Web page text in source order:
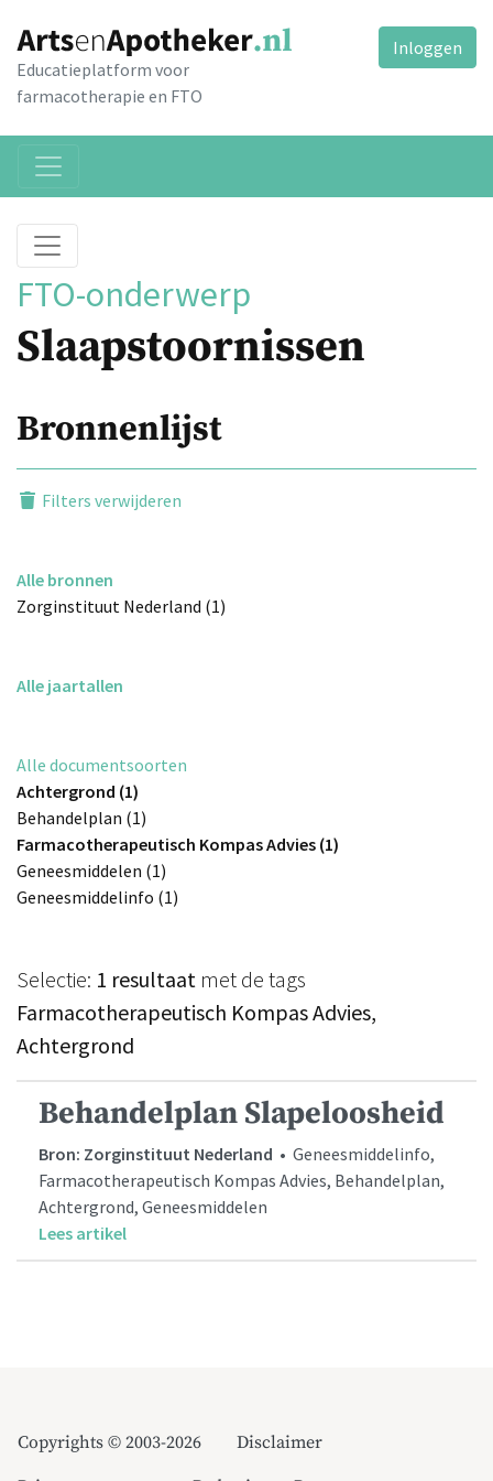
Educatieplatform voor
farmacotherapie en FTO
Inloggen
FTO-onderwerp
Slaapstoornissen
Bronnenlijst
Filters verwijderen
Alle bronnen
Zorginstituut Nederland (1)
Alle jaartallen
Alle documentsoorten
Achtergrond (1)
Behandelplan (1)
Farmacotherapeutisch Kompas Advies (1)
Geneesmiddelen (1)
Geneesmiddelinfo (1)
Selectie: 1 resultaat met de tags
Farmacotherapeutisch Kompas Advies,
Achtergrond
Behandelplan Slapeloosheid
Bron: Zorginstituut Nederland • Geneesmiddelinfo,
Farmacotherapeutisch Kompas Advies, Behandelplan,
Achtergrond, Geneesmiddelen
Lees artikel
Copyrights © 2003-2026
Disclaimer